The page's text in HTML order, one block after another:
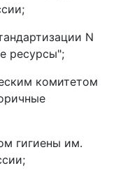
N
ресурсы";
комитетом
гигиены им.